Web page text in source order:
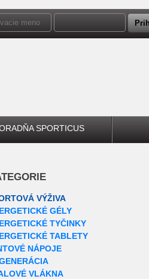
SPORTICUS
VÝŽIVA
GÉLY
TYČINKY
TABLETY
NÁPOJE
VLÁKNA